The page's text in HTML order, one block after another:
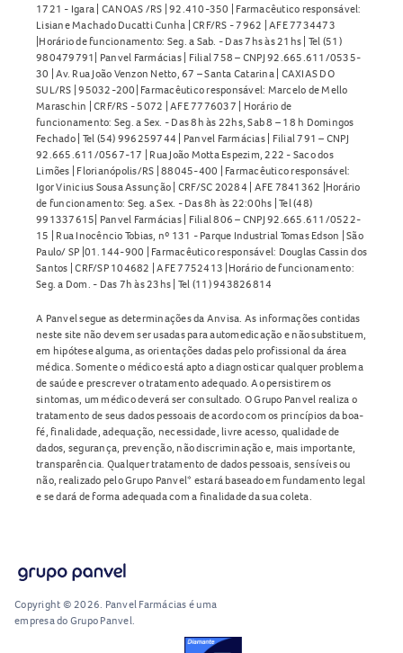
1721 - Igara | CANOAS /RS | 92.410-350 | Farmacêutico responsável:
Lisiane Machado Ducatti Cunha | CRF/RS - 7962 | AFE 7734473
|Horário de funcionamento: Seg. a Sab. - Das 7hs às 21hs | Tel (51)
980479791| Panvel Farmácias | Filial 758 – CNPJ 92.665.611/0535-
30 | Av. Rua João Venzon Netto, 67 – Santa Catarina | CAXIAS DO
SUL/RS | 95032-200| Farmacêutico responsável: Marcelo de Mello
Maraschin | CRF/RS - 5072 | AFE 7776037 | Horário de
funcionamento: Seg. a Sex. - Das 8h às 22hs, Sab 8 – 18 h Domingos
Fechado | Tel (54) 996259744 | Panvel Farmácias | Filial 791 – CNPJ
92.665.611/0567-17 | Rua João Motta Espezim, 222 - Saco dos
Limões | Florianópolis/RS | 88045-400 | Farmacêutico responsável:
Igor Vinicius Sousa Assunção | CRF/SC 20284 | AFE 7841362 |Horário
de funcionamento: Seg. a Sex. - Das 8h às 22:00hs | Tel (48)
991337615| Panvel Farmácias | Filial 806 – CNPJ 92.665.611/0522-
15 | Rua Inocêncio Tobias, nº 131 - Parque Industrial Tomas Edson | São
Paulo/ SP |01.144-900 | Farmacêutico responsável: Douglas Cassin dos
Santos | CRF/SP 104682 | AFE 7752413 |Horário de funcionamento:
Seg. a Dom. - Das 7h às 23hs | Tel (11) 943826814
A Panvel segue as determinações da Anvisa. As informações contidas
neste site não devem ser usadas para automedicação e não substituem,
em hipótese alguma, as orientações dadas pelo profissional da área
médica. Somente o médico está apto a diagnosticar qualquer problema
de saúde e prescrever o tratamento adequado. Ao persistirem os
sintomas, um médico deverá ser consultado. O Grupo Panvel realiza o
tratamento de seus dados pessoais de acordo com os princípios da boa-
fé, finalidade, adequação, necessidade, livre acesso, qualidade de
dados, segurança, prevenção, não discriminação e, mais importante,
transparência. Qualquer tratamento de dados pessoais, sensíveis ou
não, realizado pelo Grupo Panvel* estará baseado em fundamento legal
e se dará de forma adequada com a finalidade da sua coleta.
Copyright © 2026. Panvel Farmácias é uma
empresa do Grupo Panvel.